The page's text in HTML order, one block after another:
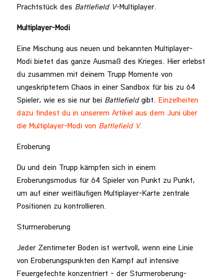
Prachtstück des Battlefield V-Multiplayer.
Multiplayer-Modi
Eine Mischung aus neuen und bekannten Multiplayer-
Modi bietet das ganze Ausmaß des Krieges. Hier erlebst
du zusammen mit deinem Trupp Momente von
ungeskriptetem Chaos in einer Sandbox für bis zu 64
Spieler, wie es sie nur bei Battlefield gibt.
Einzelheiten
dazu findest du in unserem Artikel aus dem Juni über
die Multiplayer-Modi von Battlefield V.
Eroberung
Du und dein Trupp kämpfen sich in einem
Eroberungsmodus für 64 Spieler von Punkt zu Punkt,
um auf einer weitläufigen Multiplayer-Karte zentrale
Positionen zu kontrollieren.
Sturmeroberung
Jeder Zentimeter Boden ist wertvoll, wenn eine Linie
von Eroberungspunkten den Kampf auf intensive
Feuergefechte konzentriert – der Sturmeroberung-